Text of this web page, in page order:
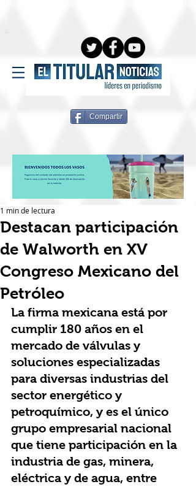
Compartir
Destacan participación
de Walworth en XV
Congreso Mexicano del
Petróleo
1 min de lectura
La firma mexicana está por
cumplir 180 años en el
mercado de válvulas y
soluciones especializadas
para diversas industrias del
sector energético y
petroquímico, y es el único
grupo empresarial nacional
que tiene participación en la
industria de gas, minera,
eléctrica y de agua, entre